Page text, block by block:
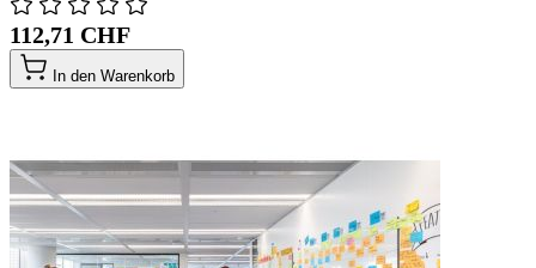
112,71 CHF
In den Warenkorb